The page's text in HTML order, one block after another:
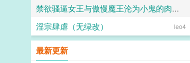
禁欲骚逼女王与傲慢魔王沦为小鬼的肉便器
愛と税のために
淫宗肆虐（无绿改） leo4
最新更新